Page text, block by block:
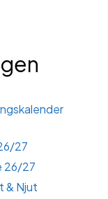
27
26/27
& Njut